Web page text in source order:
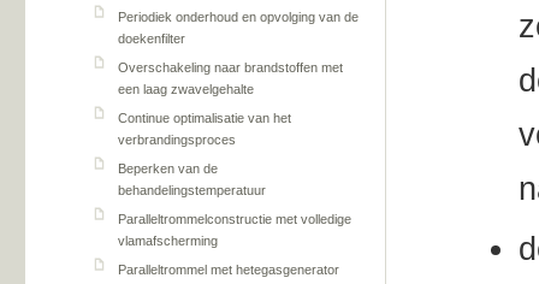
Periodiek onderhoud en opvolging van de
doekenfilter
Overschakeling naar brandstoffen met
een laag zwavelgehalte
Continue optimalisatie van het
verbrandingsproces
Beperken van de
behandelingstemperatuur
Paralleltrommelconstructie met volledige
vlamafscherming
Paralleltrommel met hetegasgenerator